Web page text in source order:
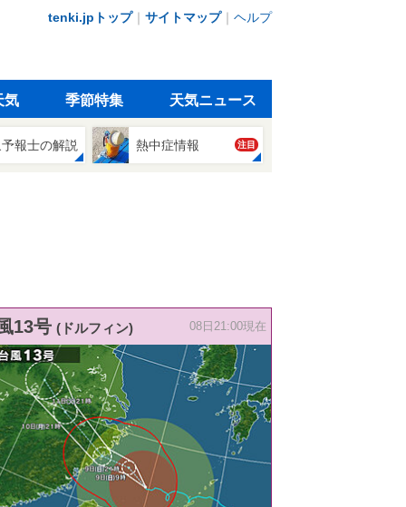
tenki.jpトップ｜ サイトマップ｜ ヘルプ
気 季節特集 天気ニュース
報士の解説 熱中症情報 注目
13号 (ドルフィン) 08日21:00現在